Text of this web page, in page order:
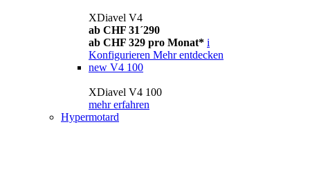
XDiavel V4
ab CHF 31´290
ab CHF 329 pro Monat* i
Konfigurieren Mehr entdecken
new V4 100
XDiavel V4 100
mehr erfahren
Hypermotard